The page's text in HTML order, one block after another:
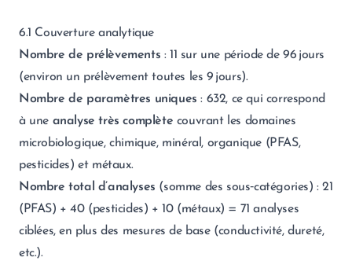
6.1 Couverture analytique
Nombre de prélèvements : 11 sur une période de 96 jours
(environ un prélèvement toutes les 9 jours).
Nombre de paramètres uniques : 632, ce qui correspond
à une analyse très complète couvrant les domaines
microbiologique, chimique, minéral, organique (PFAS,
pesticides) et métaux.
Nombre total d’analyses (somme des sous‑catégories) : 21
(PFAS) + 40 (pesticides) + 10 (métaux) = 71 analyses
ciblées, en plus des mesures de base (conductivité, dureté,
etc.).